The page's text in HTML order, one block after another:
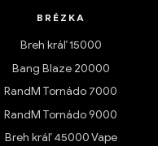
BRÉZKA
Breh kráľ 15000
Bang Blaze 20000
RandM Tornádo 7000
RandM Tornádo 9000
Breh kráľ 45000 Vape